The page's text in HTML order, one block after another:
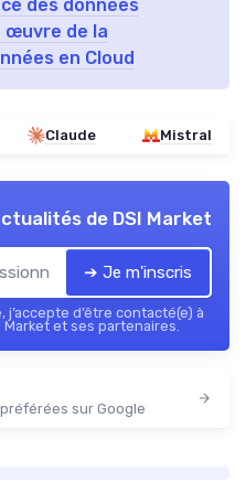
des données
œuvre de la
en Cloud
Claude Mistral
de DSI Market
➔ Je m'inscris
d’être contacté(e) à
et ses partenaires.
sur Google